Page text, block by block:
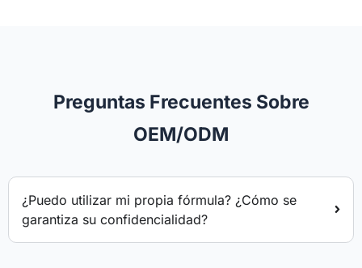
Preguntas Frecuentes Sobre
OEM/ODM
¿Puedo utilizar mi propia fórmula? ¿Cómo se
garantiza su confidencialidad?